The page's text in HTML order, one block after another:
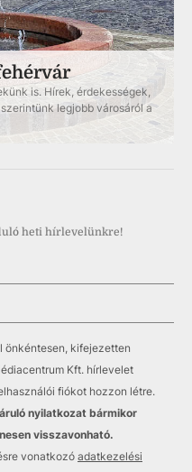
is. Hírek, érdekességek,
legjobb városáról a
heti hírlevelünkre!
önkéntesen, kifejezetten
Kft. hírlevelet
fiókot hozzon létre.
nyilatkozat bármikor
visszavonható.
vonatkozó adatkezelési